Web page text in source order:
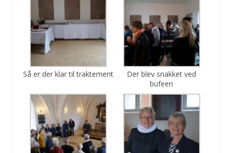
Så er der klar til traktement
Der blev snakket ved
bufeen